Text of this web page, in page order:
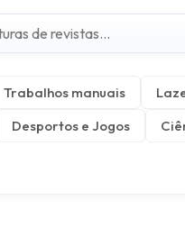
Trabalhos manuais
Desportos e Jogos